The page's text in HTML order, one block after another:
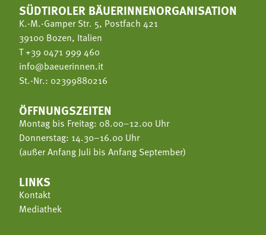
SÜDTIROLER BÄUERINNENORGANISATION
K.-M.-Gamper Str. 5, Postfach 421
39100 Bozen, Italien
T+39 0471 999 460
info@baeuerinnen.it
St.-Nr.: 02399880216
ÖFFNUNGSZEITEN
Montag bis Freitag: 08.00–12.00 Uhr
Donnerstag: 14.30–16.00 Uhr
(außer Anfang Juli bis Anfang September)
LINKS
Kontakt
Mediathek